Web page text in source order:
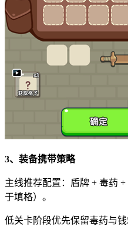
3、装备携带策略
主线推荐配置：盾牌 + 毒药
于填格）。
低关卡阶段优先保留毒药与